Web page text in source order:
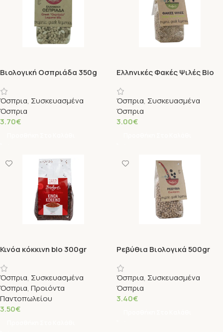
Βιολογική Οσπριάδα 350g
Όσπρια, Συσκευασμένα
Όσπρια
3.70€
Ελληνικές Φακές Ψιλές Bio
Όσπρια, Συσκευασμένα
Όσπρια
3.00€
Κινόα κόκκινη bIo 300gr
Όσπρια, Συσκευασμένα
Όσπρια, Προιόντα
Παντοπωλείου
3.50€
Ρεβύθια Βιολογικά 500gr
Όσπρια, Συσκευασμένα
Όσπρια
3.40€